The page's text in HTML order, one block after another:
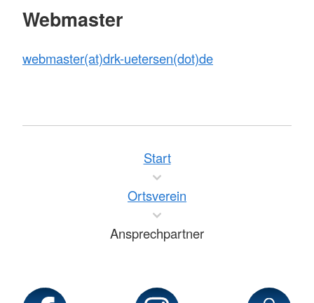
Webmaster
webmaster(at)drk-uetersen(dot)de
Start
Ortsverein
Ansprechpartner